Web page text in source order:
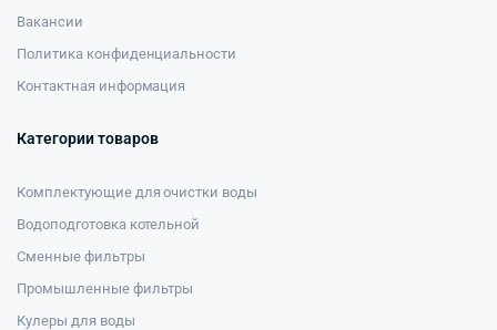
Вакансии
Политика конфиденциальности
Контактная информация
Категории товаров
Комплектующие для очистки воды
Водоподготовка котельной
Сменные фильтры
Промышленные фильтры
Кулеры для воды